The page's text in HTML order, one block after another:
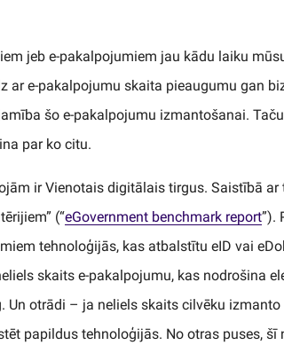
jeb e-pakalpojumiem jau kādu laiku
ar e-pakalpojumu skaita pieaugumu gan
šo e-pakalpojumu izmantošanai.
par ko citu.
ir Vienotais digitālais tirgus. Saistībā
(“eGovernment benchmark report”).
tehnoloģijās, kas atbalstītu eID vai
skaits e-pakalpojumu, kas nodrošina
Un otrādi – ja neliels skaits cilvēku
papildus tehnoloģijās. No otras puses,